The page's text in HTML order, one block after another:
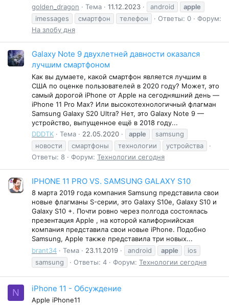
golden_dragon
Тема 11.12.2023 android
apple
imessages
смартфон телефон Ответы: 0
Форум:
На злобу дня
Galaxy Note 9 двухлетней давности оказался
лучшим смартфоном
Как вы думаете, какой смартфон является лучшим в
США по оценке пользователей в 2020 году? Может, это
самый дорогой iPhone от Apple на сегодняшний день —
iPhone 11 Pro Max? Или высокотехнологичный флагман
Samsung Galaxy S20 Ultra? Нет, это Galaxy Note 9 —
устройство, выпущенное ещё в 2018 году...
DDDTK
Тема 22.05.2020 apple
samsung
новости
смартфоны технологии
устройства
Ответы: 8
Форум: Технологии сегодня
IPHONE 11 PRO VS. SAMSUNG GALAXY S10
8 марта 2019 года компания Samsung представила свои
новые флагманы S-серии, это Galaxy S10e, Galaxy S10 и
Galaxy S10 +. Почти ровно через полгода состоялась
презентация Apple , на которой калифорнийская
компания представила свои новые iPhone. Подобно
Samsung, Apple также представила три новых...
brant34
Тема 23.11.2019 android apple
ios
samsung
Ответы: 4 Форум: Технологии сегодня
N iPhone 11 - Обсуждение
Apple iPhone11